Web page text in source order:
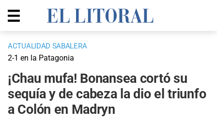
ACTUALIDAD SABALERA
2-1 en la Patagonia
¡Chau mufa! Bonansea cortó su
sequía y de cabeza la dio el triunfo
a Colón en Madryn